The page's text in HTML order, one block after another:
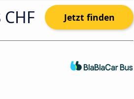
CHF Jetzt finden